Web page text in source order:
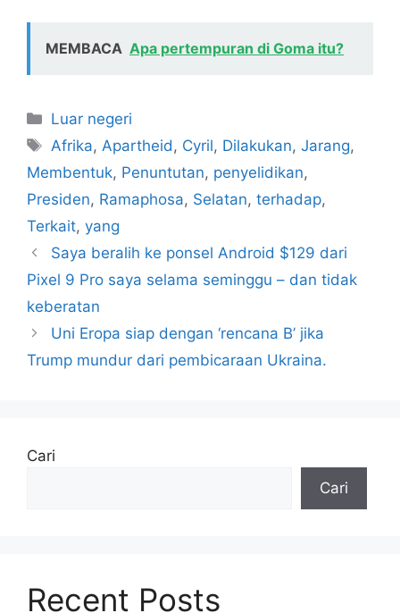
MEMBACA Apa pertempuran di Goma itu?
Kategori
Luar negeri
Tag
Afrika,Apartheid, Cyril, Dilakukan,Jarang,
Membentuk, Penuntutan, penyelidikan,
Presiden, Ramaphosa, Selatan, terhadap,
Terkait, yang
Saya beralih ke ponsel Android $129 dari
Pixel 9 Pro saya selama seminggu – dan tidak
keberatan
Uni Eropa siap dengan ‘rencana B’ jika
Trump mundur dari pembicaraan Ukraina.
Cari
Cari
Recent Posts